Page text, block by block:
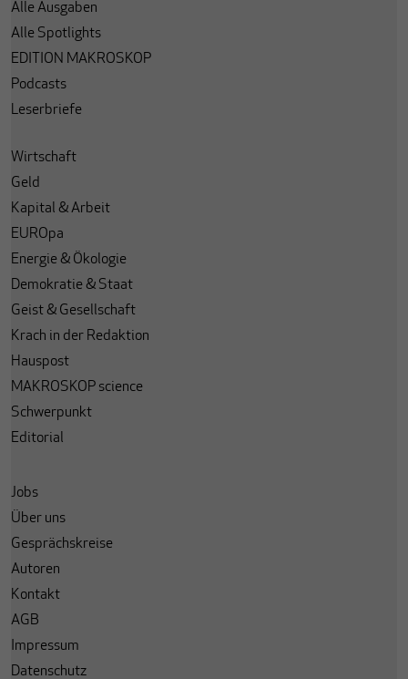
Alle Ausgaben
Alle Spotlights
EDITION MAKROSKOP
Podcasts
Leserbriefe
Wirtschaft
Geld
Kapital & Arbeit
EUROpa
Energie & Ökologie
Demokratie & Staat
Geist & Gesellschaft
Krach in der Redaktion
Hauspost
MAKROSKOP science
Schwerpunkt
Editorial
Jobs
Über uns
Gesprächskreise
Autoren
Kontakt
AGB
Impressum
Datenschutz